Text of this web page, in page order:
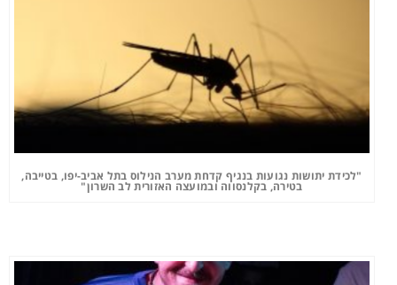
"לכידת יתושות נגועות בנגיף קדחת מערב הנילוס בתל אביב-יפו, בטייבה,
בטירה, בקלנסווה ובמועצה האזורית לב השרון"